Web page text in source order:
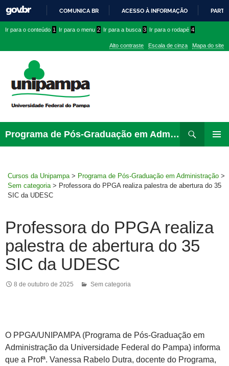
PARA
CONTEÚDO
COMUNICA BR ACESSO À INFORMAÇÃO
conteúdo
menu
superior
menu
Ir para o conteúdo 1 Ir para o menu 2 Ir para a busca 3 Ir para o rodapé 4
Alto contraste Escala de cinza Mapa do site
Programa de Pós-Graduação em Administração
para
Cursos da Unipampa > Programa de Pós-Graduação em Administração >
Sem categoria > Professora do PPGA realiza palestra de abertura do 35
SIC da UDESC
Professora do PPGA realiza
palestra de abertura do 35
SIC da UDESC
8 de outubro de 2025 Sem categoria
O PPGA/UNIPAMPA (Programa de Pós-Graduação em
Administração da Universidade Federal do Pampa) informa
que a Profª. Vanessa Rabelo Dutra, docente do Programa,